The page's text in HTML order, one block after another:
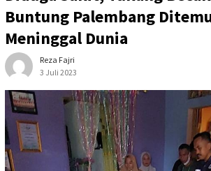
Buntung Palembang
Meninggal Dunia
Reza Fajri
3 Juli 2023